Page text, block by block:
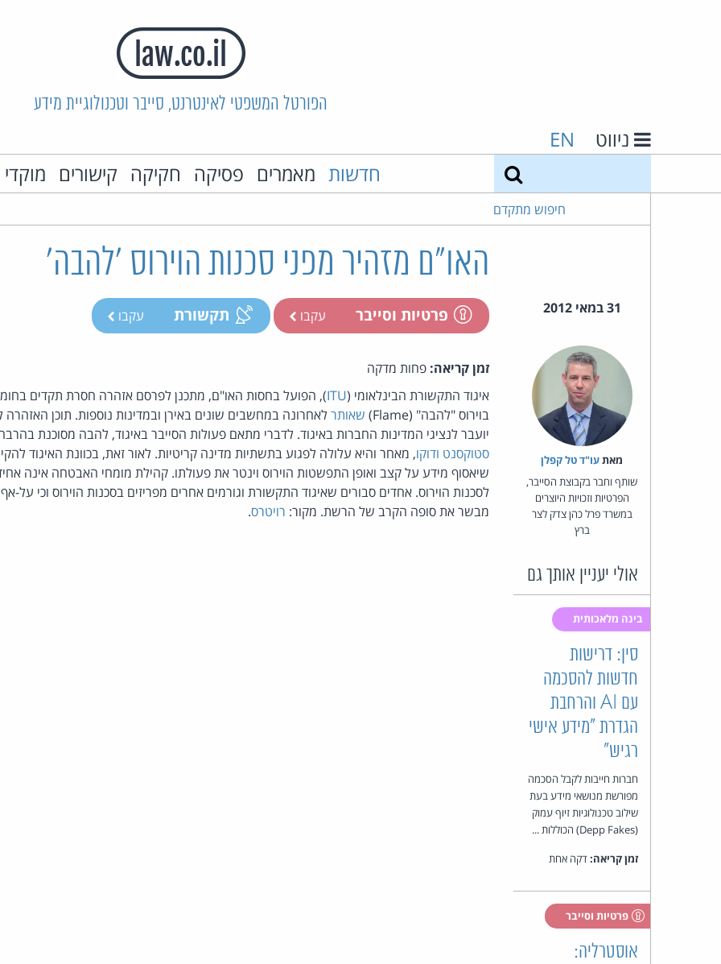
הפורטל המשפטי לאינטרנט, סייבר וטכנולוגיית מידע
ניווט EN
חדשות מאמרים פסיקה חקיקה קישורים
חיפוש מתקדם
האו"ם מזהיר מפני סכנות הוירוס 'להבה'
31 במאי 2012 פרטיות וסייבר עקבו תקשורת עקבו
מאת‏עו"ד טל קפלן
שותף וחבר בקבוצת הסייבר,
הפרטיות וזכויות היוצרים
במשרד פרל כהן צדק לצר
ברץ
אולי יעניין אותך גם
בינה מלאכותית
סין: דרישות
חדשות להסכמה
עם AI והרחבת
הגדרת "מידע אישי
רגיש"
חברות חייבות לקבל הסכמה
מפורשת מנושאי מידע בעת
שילוב טכנולוגיות זיוף עמוק
(Depp Fakes) הכוללות ...
זמן קריאה:דקה אחת
פרטיות וסייבר
אוסטרליה:
זמן קריאה: פחות מדקה
איגוד התקשורת הבינלאומי (ITU), הפועל בחסות האו"ם, מתכנן לפרסם אזהרה חסרת תקדים
בוירוס "להבה" (Flame)
שאותרלאחרונה במחשבים שונים באירן ובמדינות נוספות. תוכן האזהרה
יועבר לנציגי המדינות החברות באיגוד. לדברי מתאם פעולות הסייבר באיגוד, להבה מסוכנת
סטוקסנט ודוקו, מאחר והיא עלולה לפגוע בתשתיות מדינה קריטיות. לאור זאת, בכוונת האיגוד
שיאסוף מידע על קצב ואופן התפשטות הוירוס וינטר את פעולתו. קהילת מומחי האבטחה אינה
לסכנות הוירוס. אחדים סבורים שאיגוד התקשורת וגורמים אחרים מפריזים בסכנות הוירוס וכי על-
מבשר את סופה הקרב של הרשת. מקור: רויטרס.